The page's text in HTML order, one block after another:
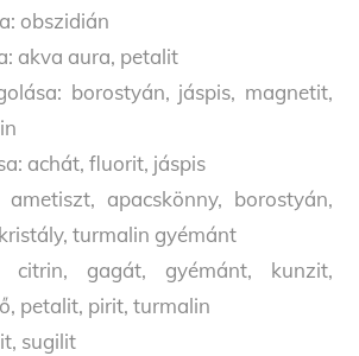
obszidián
akva aura, petalit
borostyán, jáspis, magnetit,
achát, fluorit, jáspis
apacskönny, borostyán,
turmalin gyémánt
citrin, gagát, gyémánt, kunzit,
petalit, pirit, turmalin
sugilit